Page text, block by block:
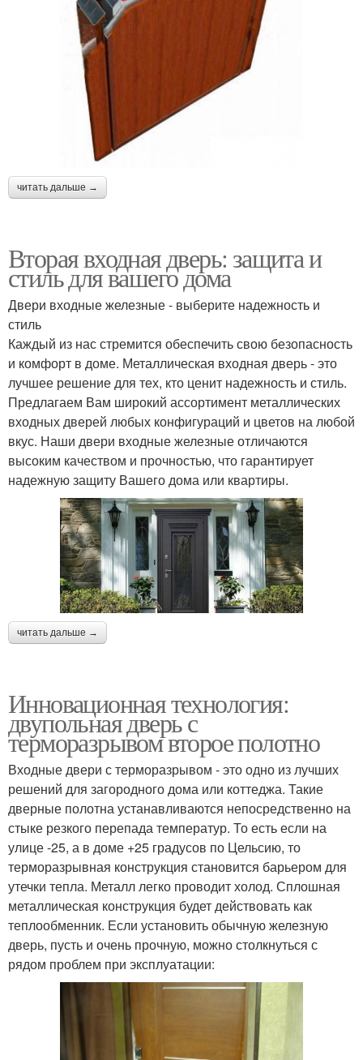
читать дальше →
Вторая входная дверь: защита и
стиль для вашего дома
Двери входные железные - выберите надежность и
стиль
Каждый из нас стремится обеспечить свою безопасность
и комфорт в доме. Металлическая входная дверь - это
лучшее решение для тех, кто ценит надежность и стиль.
Предлагаем Вам широкий ассортимент металлических
входных дверей любых конфигураций и цветов на любой
вкус. Наши двери входные железные отличаются
высоким качеством и прочностью, что гарантирует
надежную защиту Вашего дома или квартиры.
читать дальше →
Инновационная технология:
двупольная дверь с
терморазрывом второе полотно
Входные двери с терморазрывом - это одно из лучших
решений для загородного дома или коттеджа. Такие
дверные полотна устанавливаются непосредственно на
стыке резкого перепада температур. То есть если на
улице -25, а в доме +25 градусов по Цельсию, то
терморазрывная конструкция становится барьером для
утечки тепла. Металл легко проводит холод. Сплошная
металлическая конструкция будет действовать как
теплообменник. Если установить обычную железную
дверь, пусть и очень прочную, можно столкнуться с
рядом проблем при эксплуатации: